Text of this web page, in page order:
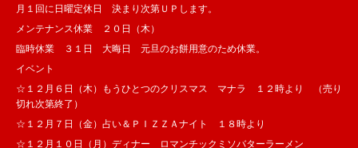
月１回に日曜定休日 決まり次第ＵＰします。
メンテナンス休業 ２０日（木）
臨時休業 ３１日 大晦日 元旦のお餅用意のため休業。
イベント
☆１２月６日（木）もうひとつのクリスマス マナラ １２時より （売り
切れ次第終了）
☆１２月７日（金）占い＆ＰＩＺＺＡナイト １８時より
☆１２月１０日（月）ディナー ロマンチックミソバターラーメン